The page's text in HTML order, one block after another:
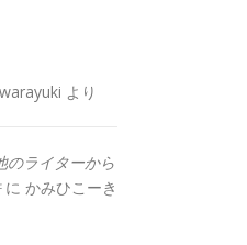
より
のライターから
に かみひこーき